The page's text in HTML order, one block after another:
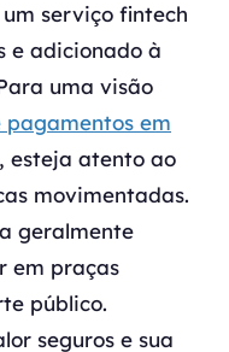
serviço fintech
e adicionado à
uma visão
pagamentos em
esteja atento ao
movimentadas.
geralmente
em praças
público.
seguros e sua